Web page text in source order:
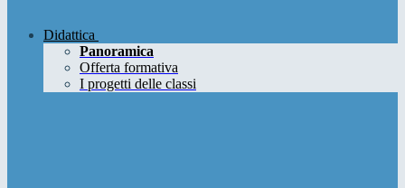
Didattica
Panoramica
Offerta formativa
I progetti delle classi